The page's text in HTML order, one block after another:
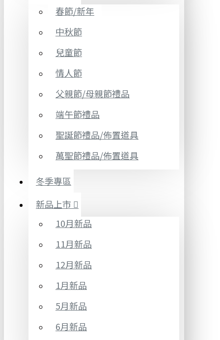
春節/新年
中秋節
兒童節
情人節
父親節/母親節禮品
端午節禮品
聖誕節禮品/佈置道具
萬聖節禮品/佈置道具
冬季專區
新品上市
10月新品
11月新品
12月新品
1月新品
5月新品
6月新品